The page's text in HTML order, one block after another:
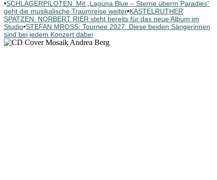
•SCHLAGERPILOTEN: Mit „Laguna Blue – Sterne überm Paradies“
geht die musikalische Traumreise weiter•KASTELRUTHER
SPATZEN: NORBERT RIER steht bereits für das neue Album im
Studio•STEFAN MROSS: Tournee 2027: Diese beiden Sängerinnen
sind bei jedem Konzert dabei